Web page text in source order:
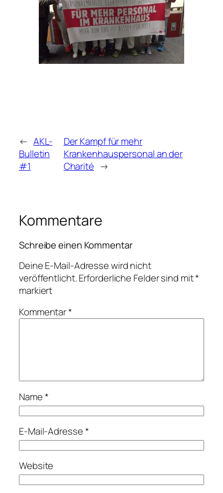
← AKL-
Bulletin
#1
Der Kampf für mehr
Krankenhauspersonal an der
Charité →
Kommentare
Schreibe einen Kommentar
Deine E-Mail-Adresse wird nicht
veröffentlicht.Erforderliche Felder sind mit*
markiert
Kommentar*
Name*
E-Mail-Adresse*
Website